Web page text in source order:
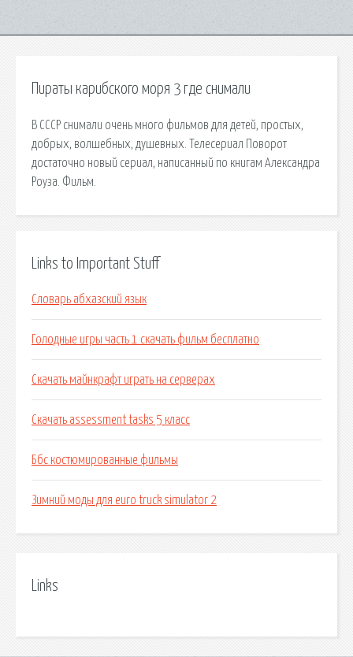
Пираты карибского моря 3 где снимали
В СССР снимали очень много фильмов для детей, простых,
добрых, волшебных, душевных. Телесериал Поворот
достаточно новый сериал, написанный по книгам Александра
Роуза. Фильм.
Links to Important Stuff
Словарь абхазский язык
Голодные игры часть 1 скачать фильм бесплатно
Скачать майнкрафт играть на серверах
Скачать assessment tasks 5 класс
Ббс костюмированные фильмы
Зимний моды для euro truck simulator 2
Links